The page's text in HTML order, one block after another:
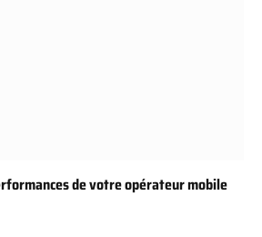
de votre opérateur mobile